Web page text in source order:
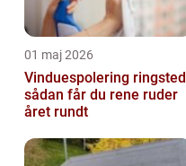
01 maj 2026
Vinduespolering ringsted
sådan får du rene ruder
året rundt